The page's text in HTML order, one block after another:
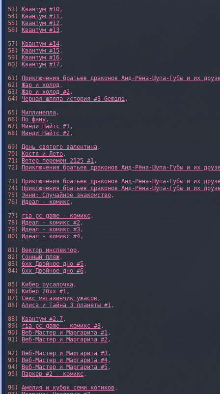
53)
Квантум #10,
54)
Квантум #11,
55)
Квантум #12,
56)
Квантум #13,
57)
Квантум #14,
58)
Квантум #15,
59)
Квантум #16,
60)
Квантум #17,
61)
Приключения братьев драконов Анд-Рёна-Шупа-Губы и их
62) Жар и холод,
63) Жар и холод #2,
64) Черная шляпа история #3 Gemini,
65) Миллинелла,
66)
По фану,
67) Минди Найтс #1,
68) Минди Найтс #2,
69) День святого валентина,
70)
Костя и Лето,
71)
Ветер перемен 2125 #1,
72)
Приключения братьев драконов Анд-Рёна-Шупа-Губы и их
73)
Приключения братьев драконов Анд-Рёна-Шупа-Губы и их
74)
Приключения братьев драконов Анд-Рёна-Шупа-Губы и их
75) Энни: Случайное знакомство,
76)
Идеал - комикс,
77)
ria pc game - комикс,
78)
Идеал - комикс #2,
79)
Идеал - комикс #3,
80)
Идеал - комикс #4,
81)
Вектор инспектор,
82) Сонный пляж,
83) 6xx Двойное дно #5,
84) 6xx Двойное дно #6,
85)
Кибер русалочка,
86)
Кибер 20xx #1,
87) Секс магазинчик ужасов ,
88) Алиса и Тайна 3 планеты #1,
88)
Квантум #2.7,
89)
ria pc game - комикс #3,
90)
Веб-Мастер и Маргарита #1,
91)
Веб-Мастер и Маргарита #2,
92)
Веб-Мастер и Маргарита #3,
93)
Веб-Мастер и Маргарита #4,
94)
Веб-Мастер и Маргарита #5,
95)
Паркер #2 - комикс,
96) Амелия и кубок семи котиков ,